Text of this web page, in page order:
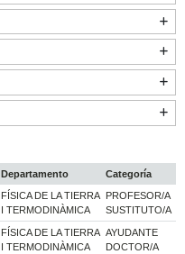
Departamento
Categoría
FÍSICA DE LA TIERRA
I TERMODINÀMICA
PROFESOR/A
SUSTITUTO/A
FÍSICA DE LA TIERRA
I TERMODINÀMICA
AYUDANTE
DOCTOR/A